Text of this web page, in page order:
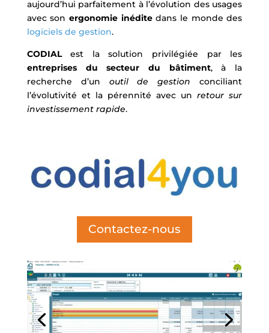
aujourd’hui parfaitement à l’évolution des usages
avec sonergonomie inéditedans le monde des
logiciels de gestion.
CODIALest la solution privilégiée par les
entreprises du secteur du bâtiment, à la
recherche d’un outil de gestion conciliant
l’évolutivité et la pérennité avec unretour sur
investissement rapide.
Contactez-nous